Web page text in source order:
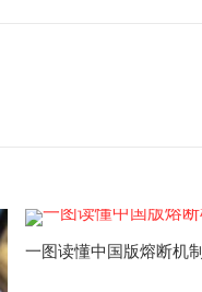
一图读懂中国版熔断机制